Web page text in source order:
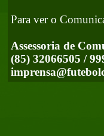
Para ver o
Assessoria de
(85) 32066505 /